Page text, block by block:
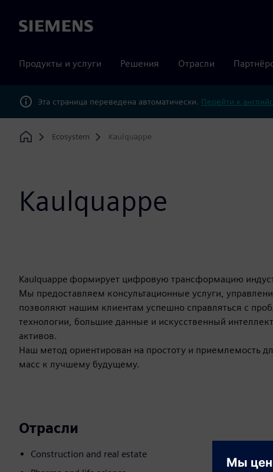
Siemens
Продукты и услуги Решения Отрасли
Эта страница переведена автоматически. Перейти к
Home
Ecosystem Kaulquappe
Kaulquappe
Kaulquappe формирует цифровую трансформацию
Мы предоставляем консультационные услуги,
позволяют нашим клиентам успешно справляться с
технологии, большие данные и искусственный
активов.
Наш метод ориентирован на простоту и приемлемость
масс к лучшему будущему.
Отрасли
Construction and real estate